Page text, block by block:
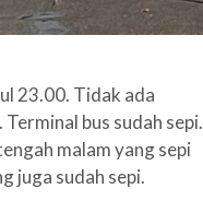
23.00. Tidak ada
bus sudah sepi.
malam yang sepi
juga sudah sepi.